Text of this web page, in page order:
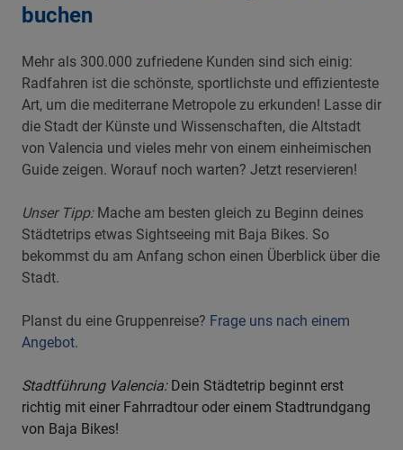
buchen
Mehr als 300.000 zufriedene Kunden sind sich einig:
Radfahren ist die schönste, sportlichste und effizienteste
Art, um die mediterrane Metropole zu erkunden! Lasse dir
die Stadt der Künste und Wissenschaften, die Altstadt
von Valencia und vieles mehr von einem einheimischen
Guide zeigen. Worauf noch warten? Jetzt reservieren!
Unser Tipp: Mache am besten gleich zu Beginn deines
Städtetrips etwas Sightseeing mit Baja Bikes. So
bekommst du am Anfang schon einen Überblick über die
Stadt.
Planst du eine Gruppenreise? Frage uns nach einem
Angebot.
Stadtführung Valencia:Dein Städtetrip beginnt erst
richtig mit einer Fahrradtour oder einem Stadtrundgang
von Baja Bikes!